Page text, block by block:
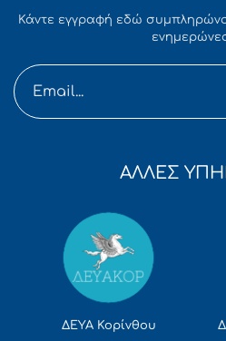
Κάντε εγγραφή εδώ
ΑΛΛΕΣ
ΔΕΥΑ Κορίνθου